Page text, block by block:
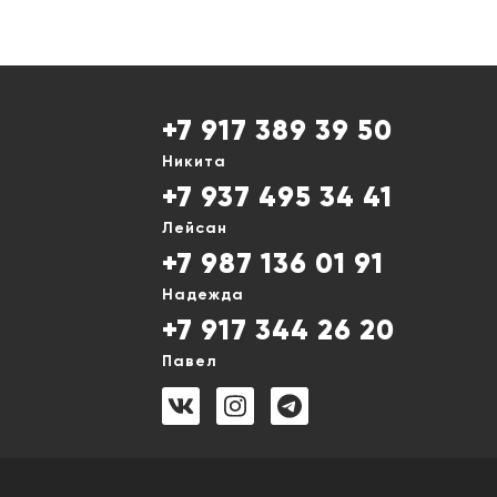
+7 917 389 39 50
Никита
+7 937 495 34 41
Лейсан
+7 987 136 01 91
Надежда
+7 917 344 26 20
Павел